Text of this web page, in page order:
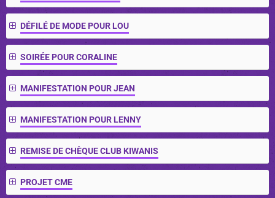
DÉFILÉ DE MODE POUR LOU
SOIRÉE POUR CORALINE
MANIFESTATION POUR JEAN
MANIFESTATION POUR LENNY
REMISE DE CHÈQUE CLUB KIWANIS
PROJET CME